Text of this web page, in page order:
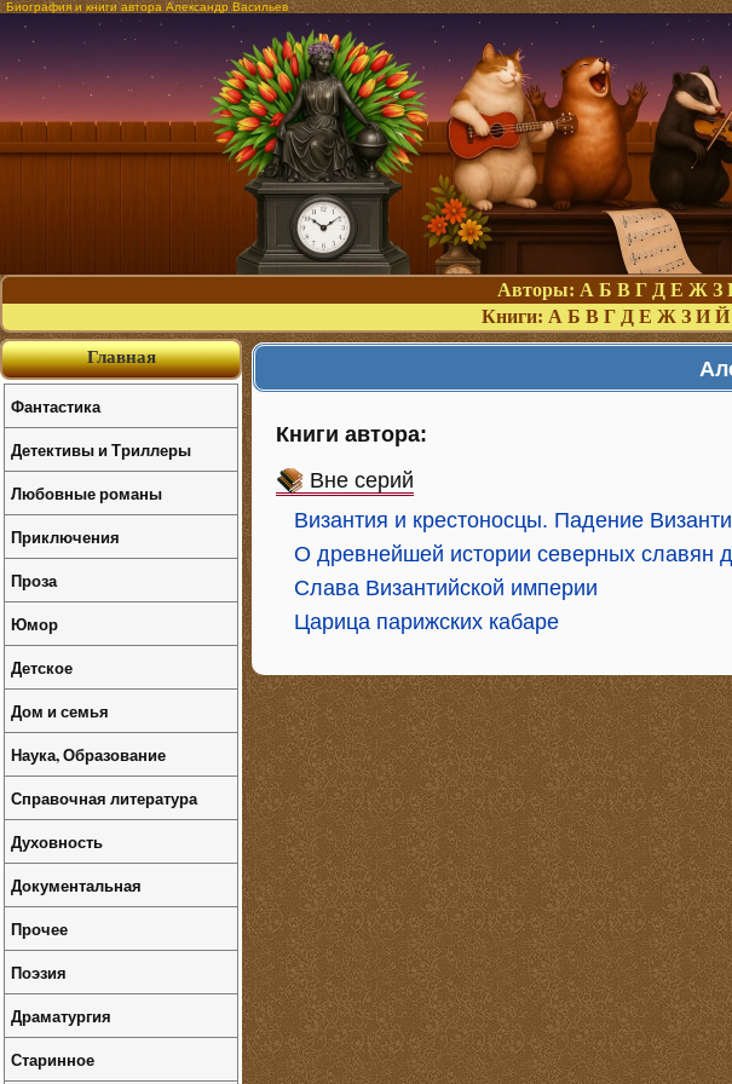
Биография и книги автора Александр Васильев
Авторы: А Б В Г Д Е Ж З
Книги: А Б В Г Д Е Ж З И Й
Книги автора:
Вне серий
Византия и крестоносцы. Падение
О древнейшей истории северных славян
Слава Византийской империи
Царица парижских кабаре
Главная
Фантастика
Детективы и Триллеры
Любовные романы
Приключения
Проза
Юмор
Детское
Дом и семья
Наука, Образование
Справочная литература
Духовность
Документальная
Прочее
Поэзия
Драматургия
Старинное